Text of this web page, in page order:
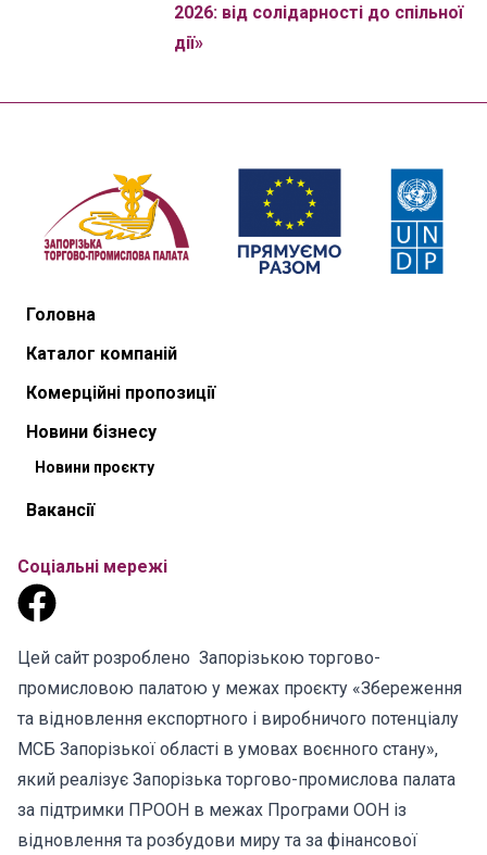
2026: від солідарності до спільної
дії»
Головна
Каталог компаній
Комерційні пропозиції
Новини бізнесу
Новини проєкту
Вакансії
Соціальні мережі
Цей сайт розроблено Запорізькою торгово-
промисловою палатою у межах проєкту «Збереження
та відновлення експортного і виробничого потенціалу
МСБ Запорізької області в умовах воєнного стану»,
який реалізує Запорізька торгово-промислова палата
за підтримки ПРООН в межах Програми ООН із
відновлення та розбудови миру та за фінансової